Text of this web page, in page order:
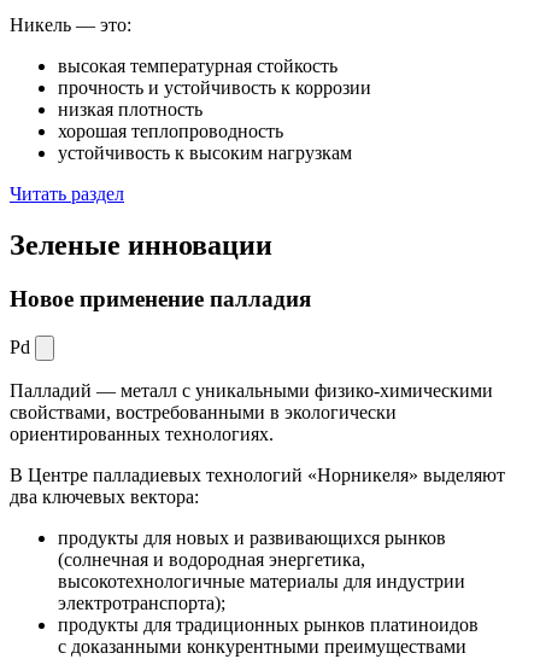
Никель — это:
высокая температурная стойкость
прочность и устойчивость к коррозии
низкая плотность
хорошая теплопроводность
устойчивость к высоким нагрузкам
Читать раздел
Зеленые инновации
Новое применение палладия
Pd
Палладий — металл с уникальными физико-химическими
свойствами, востребованными в экологически
ориентированных технологиях.
В Центре палладиевых технологий «Норникеля» выделяют
два ключевых вектора:
продукты для новых и развивающихся рынков
(солнечная и водородная энергетика,
высокотехнологичные материалы для индустрии
электротранспорта);
продукты для традиционных рынков платиноидов
с доказанными конкурентными преимуществами